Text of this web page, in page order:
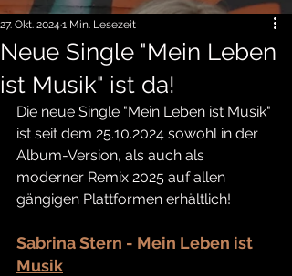
Neue Single "Mein Leben
ist Musik" ist da!
27. Okt. 2024 1 Min. Lesezeit
Die neue Single "Mein Leben ist Musik"
ist seit dem 25.10.2024 sowohl in der
Album-Version, als auch als
moderner Remix 2025 auf allen
gängigen Plattformen erhältlich!
Sabrina Stern - Mein Leben ist
Musik